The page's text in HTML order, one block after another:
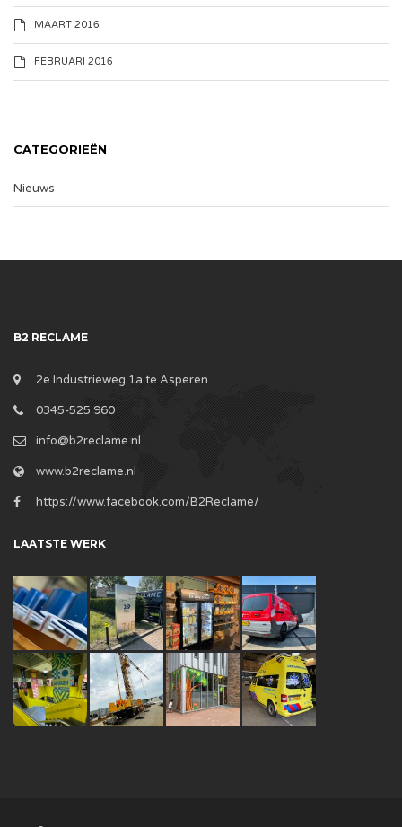
MAART 2016
FEBRUARI 2016
CATEGORIEËN
Nieuws
B2 RECLAME
2e Industrieweg 1a te Asperen
0345-525 960
info@b2reclame.nl
www.b2reclame.nl
https://www.facebook.com/B2Reclame/
LAATSTE WERK